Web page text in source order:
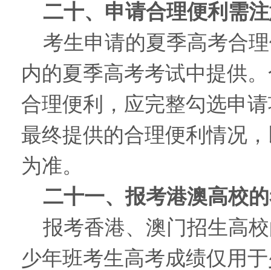
二十、申请合理便利需
考生申请的夏季高考合
内的夏季高考考试中提供
合理便利，应完整勾选申
最终提供的合理便利情况
为准。
二十一、报考港澳高校
报考香港、澳门招生高
少年班考生高考成绩仅用